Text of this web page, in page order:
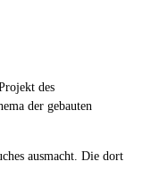
des
der gebauten
ausmacht. Die dort